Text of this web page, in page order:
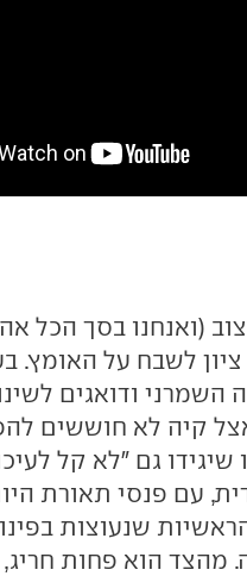
(ואנחנו בסך הכל
לשבח על האומץ.
השמרני ודואגים
קיה לא חוששים
גם "לא קל
עם פנסי תאורת
שנעוצות
מהצד הוא פחות חריג,